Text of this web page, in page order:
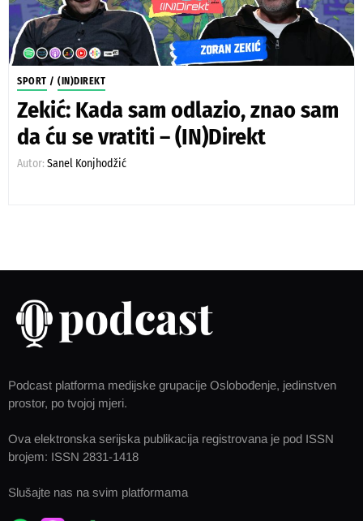
SPORT / (IN)DIREKT
Zekić: Kada sam odlazio, znao sam
da ću se vratiti – (IN)Direkt
Autor: Sanel Konjhodžić
Podcast platforma medijske grupacije Oslobođenje, jedinstven
prostor, po tvojoj mjeri.
Ova elektronska serijska publikacija registrovana je pod ISSN
brojem: ISSN 2831-1418
Slušajte nas na svim platformama